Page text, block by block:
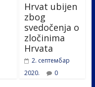
Hrvat ubijen
zbog
svedočenja o
zločinima
Hrvata
2. септембар
2020.
0